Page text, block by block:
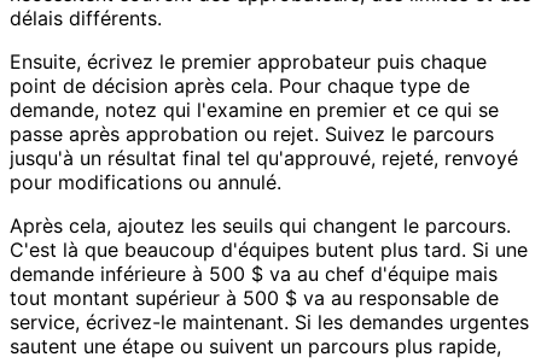
délais différents.
Ensuite, écrivez le premier approbateur puis chaque
point de décision après cela. Pour chaque type de
demande, notez qui l'examine en premier et ce qui se
passe après approbation ou rejet. Suivez le parcours
jusqu'à un résultat final tel qu'approuvé, rejeté, renvoyé
pour modifications ou annulé.
Après cela, ajoutez les seuils qui changent le parcours.
C'est là que beaucoup d'équipes butent plus tard. Si une
demande inférieure à 500 $ va au chef d'équipe mais
tout montant supérieur à 500 $ va au responsable de
service, écrivez-le maintenant. Si les demandes urgentes
sautent une étape ou suivent un parcours plus rapide,